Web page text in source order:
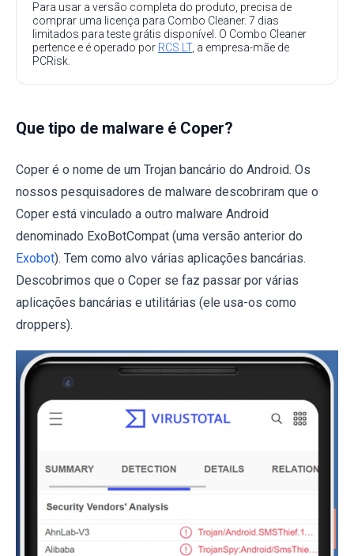
Para usar a versão completa do produto, precisa de
comprar uma licença para Combo Cleaner. 7 dias
limitados para teste grátis disponível. O Combo Cleaner
pertence e é operado por RCS LT, a empresa-mãe de
PCRisk.
Que tipo de malware é Coper?
Coper é o nome de um Trojan bancário do Android. Os
nossos pesquisadores de malware descobriram que o
Coper está vinculado a outro malware Android
denominado ExoBotCompat (uma versão anterior do
Exobot). Tem como alvo várias aplicações bancárias.
Descobrimos que o Coper se faz passar por várias
aplicações bancárias e utilitárias (ele usa-os como
droppers).